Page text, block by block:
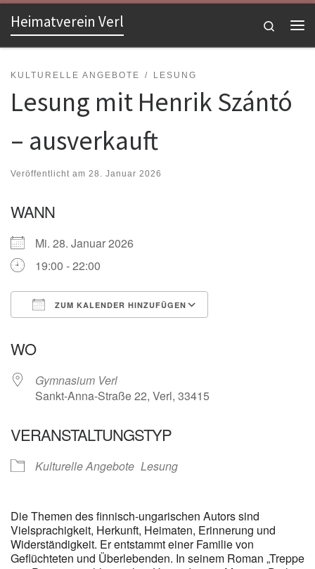
Zum Inhalt springen
Heimatverein Verl
Search
KULTURELLE ANGEBOTE LESUNG
Lesung mit Henrik Szántó
– ausverkauft
Veröffentlicht am 28. Januar 2026
WANN
Mi. 28. Januar 2026
19:00 - 22:00
ZUM KALENDER HINZUFÜGEN
WO
Gymnasium Verl
Sankt-Anna-Straße 22, Verl, 33415
VERANSTALTUNGSTYP
Kulturelle Angebote Lesung
Die Themen des finnisch-ungarischen Autors sind
Vielsprachigkeit, Herkunft, Heimaten, Erinnerung und
Widerständigkeit. Er entstammt einer Familie von
Geflüchteten und Überlebenden. In seinem Roman „Treppe